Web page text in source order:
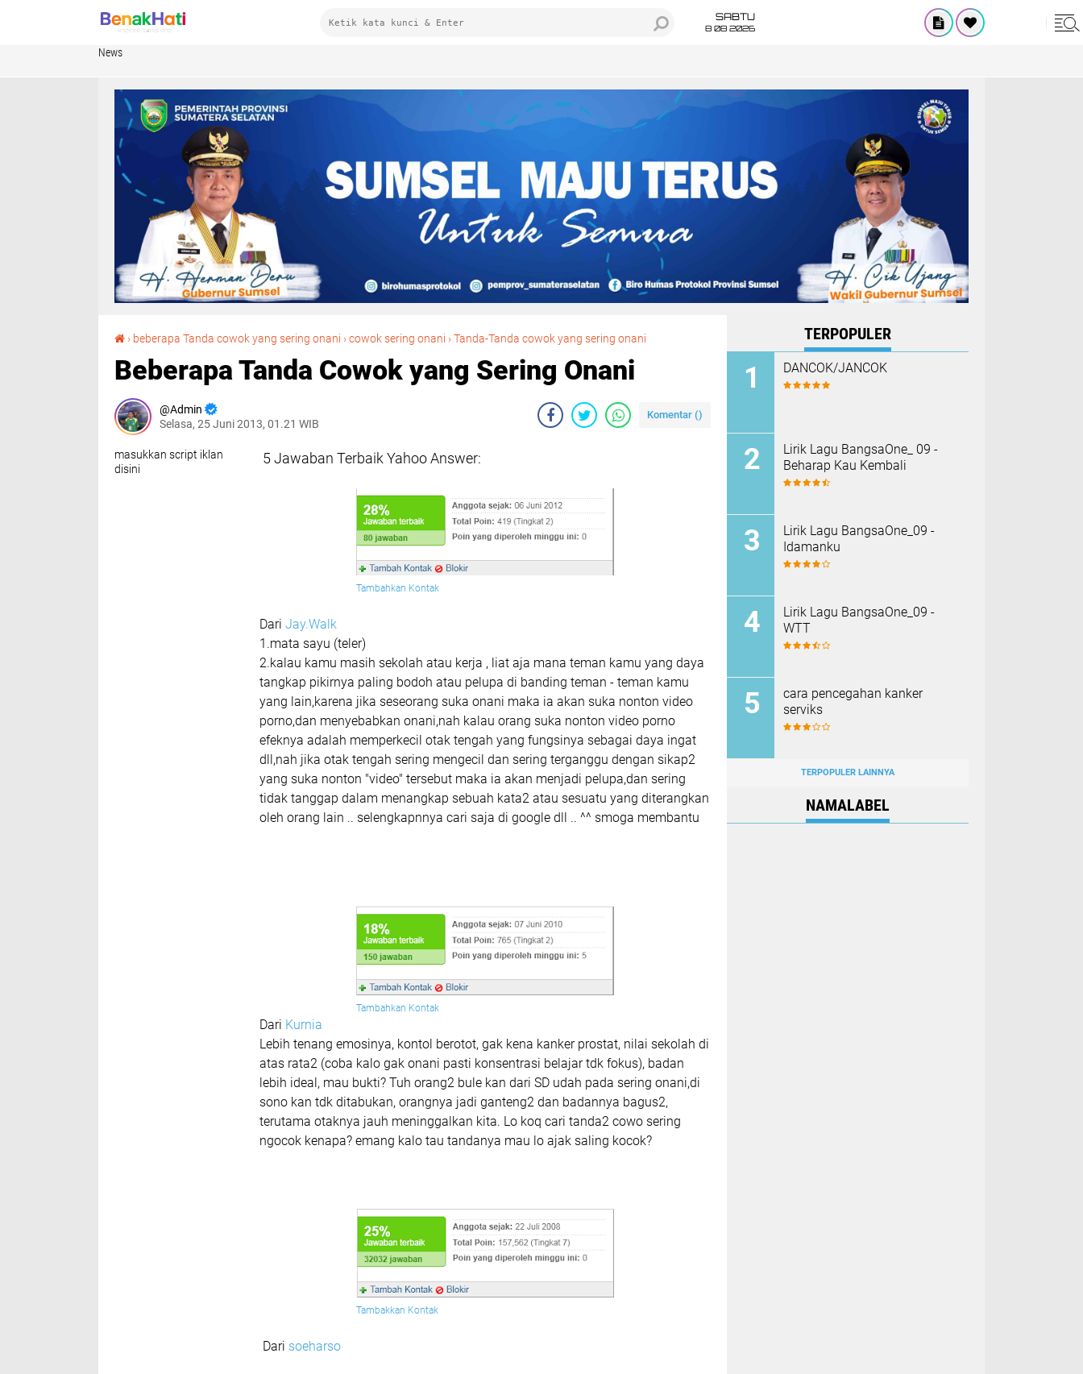
SABTU
8 08 2026
News
› beberapa Tanda cowok yang sering onani ›cowok sering onani ›Tanda-Tanda cowok yang sering onani
Beberapa Tanda Cowok yang Sering Onani
Admin
Selasa, 25 Juni 2013, 01.21 WIB
Komentar ()
masukkan script iklan
disini
5 Jawaban Terbaik Yahoo Answer:
Tambahkan Kontak
Dari Jay.Walk
1.mata sayu (teler)
2.kalau kamu masih sekolah atau kerja , liat aja mana teman kamu yang daya
tangkap pikirnya paling bodoh atau pelupa di banding teman - teman kamu
yang lain,karena jika seseorang suka onani maka ia akan suka nonton video
porno,dan menyebabkan onani,nah kalau orang suka nonton video porno
efeknya adalah memperkecil otak tengah yang fungsinya sebagai daya ingat
dll,nah jika otak tengah sering mengecil dan sering terganggu dengan sikap2
yang suka nonton "video" tersebut maka ia akan menjadi pelupa,dan sering
tidak tanggap dalam menangkap sebuah kata2 atau sesuatu yang diterangkan
oleh orang lain .. selengkapnnya cari saja di google dll .. ^^ smoga membantu
Tambahkan Kontak
Dari Kurnia
Lebih tenang emosinya, kontol berotot, gak kena kanker prostat, nilai sekolah di
atas rata2 (coba kalo gak onani pasti konsentrasi belajar tdk fokus), badan
lebih ideal, mau bukti? Tuh orang2 bule kan dari SD udah pada sering onani,di
sono kan tdk ditabukan, orangnya jadi ganteng2 dan badannya bagus2,
terutama otaknya jauh meninggalkan kita. Lo koq cari tanda2 cowo sering
ngocok kenapa? emang kalo tau tandanya mau lo ajak saling kocok?
Tambakkan Kontak
Dari soeharso
TERPOPULER
DANCOK/JANCOK
Lirik Lagu BangsaOne_ 09 -
Beharap Kau Kembali
Lirik Lagu BangsaOne_09 -
Idamanku
Lirik Lagu BangsaOne_09 -
WTT
cara pencegahan kanker
serviks
TERPOPULER LAINNYA
NAMALABEL